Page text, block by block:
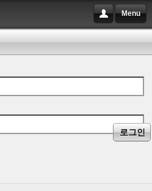
Menu
로그인